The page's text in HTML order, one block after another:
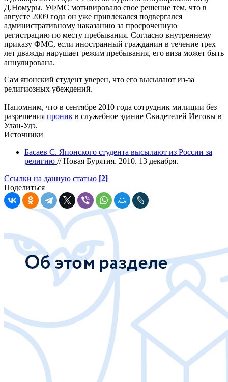
Д.Номуры. УФМС мотивировало свое решение тем, что в
августе 2009 года он уже привлекался подвергался
административному наказанию за просроченную
регистрацию по месту пребывания. Согласно внутреннему
приказу ФМС, если иностранный гражданин в течение трех
лет дважды нарушает режим пребывания, его виза может быть
аннулирована.
Сам японский студент уверен, что его высылают из-за
религиозных убеждений.
Напомним, что в сентябре 2010 года сотрудник милиции без
разрешения проник в служебное здание Свидетелей Иеговы в
Улан-Удэ.
Источники
Басаев С. Японского студента высылают из России за
религию // Новая Бурятия. 2010. 13 декабря.
Ссылки на данную статью [2]
Поделиться